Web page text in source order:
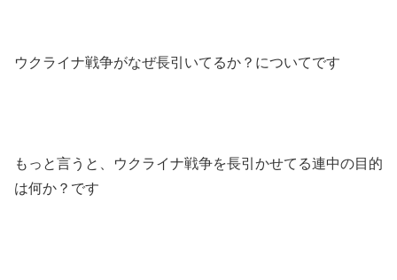
ウクライナ戦争がなぜ長引いてるか？についてです
もっと言うと、ウクライナ戦争を長引かせてる連中の目的
は何か？です